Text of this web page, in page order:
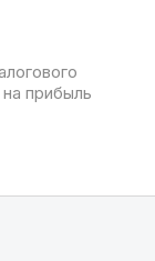
прибыль